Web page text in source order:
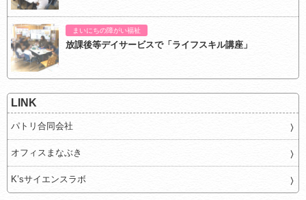
まいにちの障がい福祉
放課後等デイサービスで「ライフスキル講座」
LINK
パトリ合同会社
オフィスまなぶき
K’sサイエンスラボ